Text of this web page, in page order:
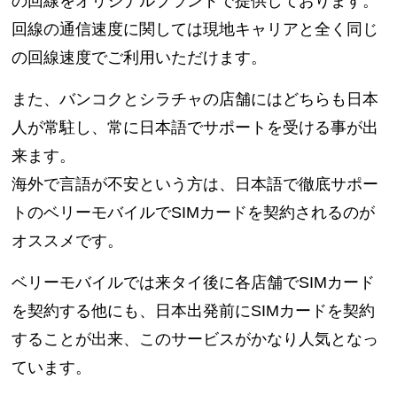
回線の通信速度に関しては現地キャリアと全く同じ
の回線速度でご利用いただけます。
また、バンコクとシラチャの店舗にはどちらも日本
人が常駐し、常に日本語でサポートを受ける事が出
来ます。
海外で言語が不安という方は、日本語で徹底サポー
トのベリーモバイルでSIMカードを契約されるのが
オススメです。
ベリーモバイルでは来タイ後に各店舗でSIMカード
を契約する他にも、日本出発前にSIMカードを契約
することが出来、このサービスがかなり人気となっ
ています。